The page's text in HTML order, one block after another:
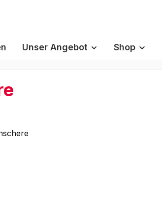
Unser Angebot Shop